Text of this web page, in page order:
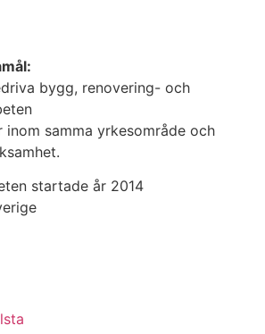
bygg, renovering- och
inom samma yrkesområde och
startade år 2014